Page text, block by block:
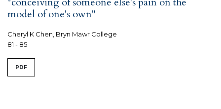
model of one's own"
Cheryl K Chen, Bryn Mawr College
81 - 85
PDF